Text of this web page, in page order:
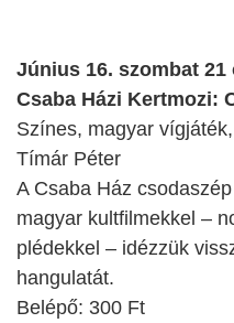
Június 16. szombat 21
Csaba Házi Kertmozi:
Színes, magyar
Tímár Péter
A Csaba Ház
magyar kultfilmekkel –
plédekkel – idézzük
hangulatát.
Belépő: 300 Ft